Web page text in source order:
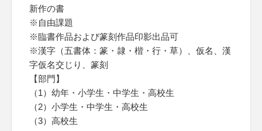
新作の書
※自由課題
※臨書作品および篆刻作品印影出品可
※漢字（五書体：篆・隷・楷・行・草）、仮名、漢
字仮名交じり、篆刻
【部門】
（1）幼年・小学生・中学生・高校生
（2）小学生・中学生・高校生
（3）高校生